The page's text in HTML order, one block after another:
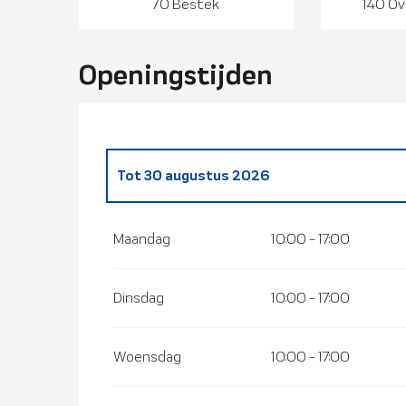
70 Bestek 140
Openingstijden
Vanaf
Tot30 augustus 2026
Maandag 10:00 - 17:00
Dinsdag 10:00 - 17:00
Woensdag 10:00 - 17:00